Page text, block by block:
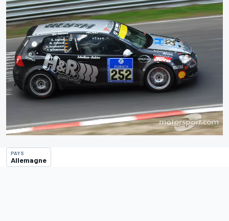
PAYS
Allemagne